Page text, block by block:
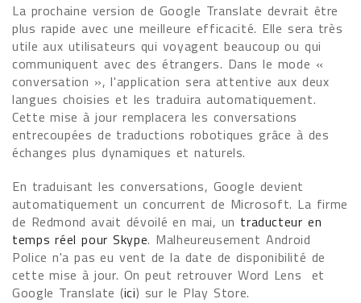
La prochaine version de Google Translate devrait être
plus rapide avec une meilleure efficacité. Elle sera très
utile aux utilisateurs qui voyagent beaucoup ou qui
communiquent avec des étrangers. Dans le mode «
conversation », l'application sera attentive aux deux
langues choisies et les traduira automatiquement.
Cette mise à jour remplacera les conversations
entrecoupées de traductions robotiques grâce à des
échanges plus dynamiques et naturels.
En traduisant les conversations, Google devient
automatiquement un concurrent de Microsoft. La firme
de Redmond avait dévoilé en mai, un traducteur en
temps réel pour Skype. Malheureusement Android
Police n'a pas eu vent de la date de disponibilité de
cette mise à jour. On peut retrouver Word Lens et
Google Translate (ici) sur le Play Store.